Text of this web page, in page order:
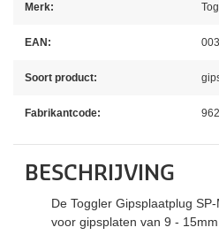
Merk:
EAN:
Soort product:
Fabrikantcode:
BESCHRIJVING
De Toggler Gipsplaatplug
voor gipsplaten van 9 - 15mm.